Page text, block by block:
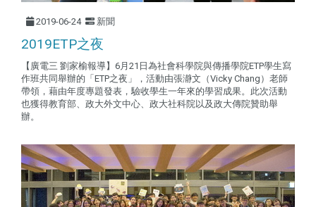
2019-06-24 新聞
2019ETP之夜
【廣電三 劉家榆報導】6月21日為社會科學院與傳播學院ETP學生寫
作班共同舉辦的「ETP之夜」，活動由張瀞文（Vicky Chang）老師
帶領，藉由年度專題發表，驗收學生一年來的學習成果。此次活動
也獲得教育部、政大外文中心、政大社科院以及政大傳院贊助舉
辦。